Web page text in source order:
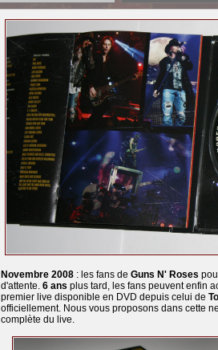
Novembre 2008 : les fans de Guns N' Roses
d'attente. 6 ans plus tard, les fans peuvent enfin
premier live disponible en DVD depuis celui de
officiellement. Nous vous proposons dans cette
complète du live.